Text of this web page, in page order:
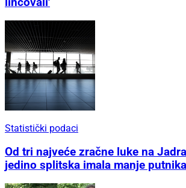
linčovali'
Statistički podaci
Od tri najveće zračne luke na
jedino splitska imala manje putnika